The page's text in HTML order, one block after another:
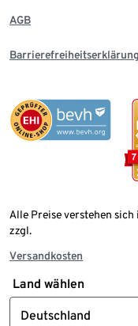
AGB
Barrierefreiheitserklärung
Alle Preise verstehen
zzgl.
Versandkosten
Land wählen
Deutschland